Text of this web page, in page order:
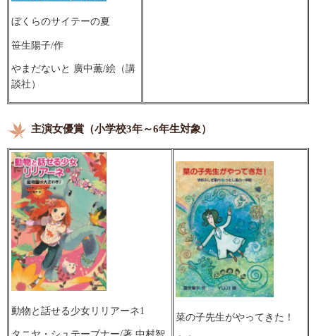
ぼくらのサイテーの夏
笹生陽子/作
やまだないと 廣中薫/絵（講
談社）
主演女優賞（小学校3年～6年生対象）
動物と話せる少女リリアーネ1
菜の子先生がやってきた！